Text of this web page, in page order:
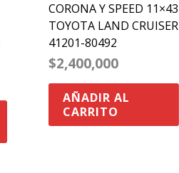
CORONA Y SPEED 11×43
TOYOTA LAND CRUISER
41201-80492
$2,400,000
AÑADIR AL
CARRITO